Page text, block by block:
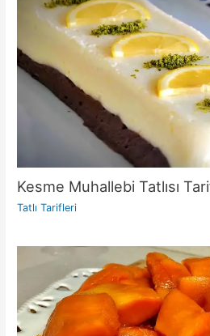
Kesme Muhallebi Tatlısı
Tatlı Tarifleri